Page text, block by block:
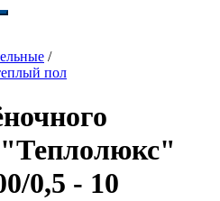
/
пол
"Теплолюкс"
0,5 - 10